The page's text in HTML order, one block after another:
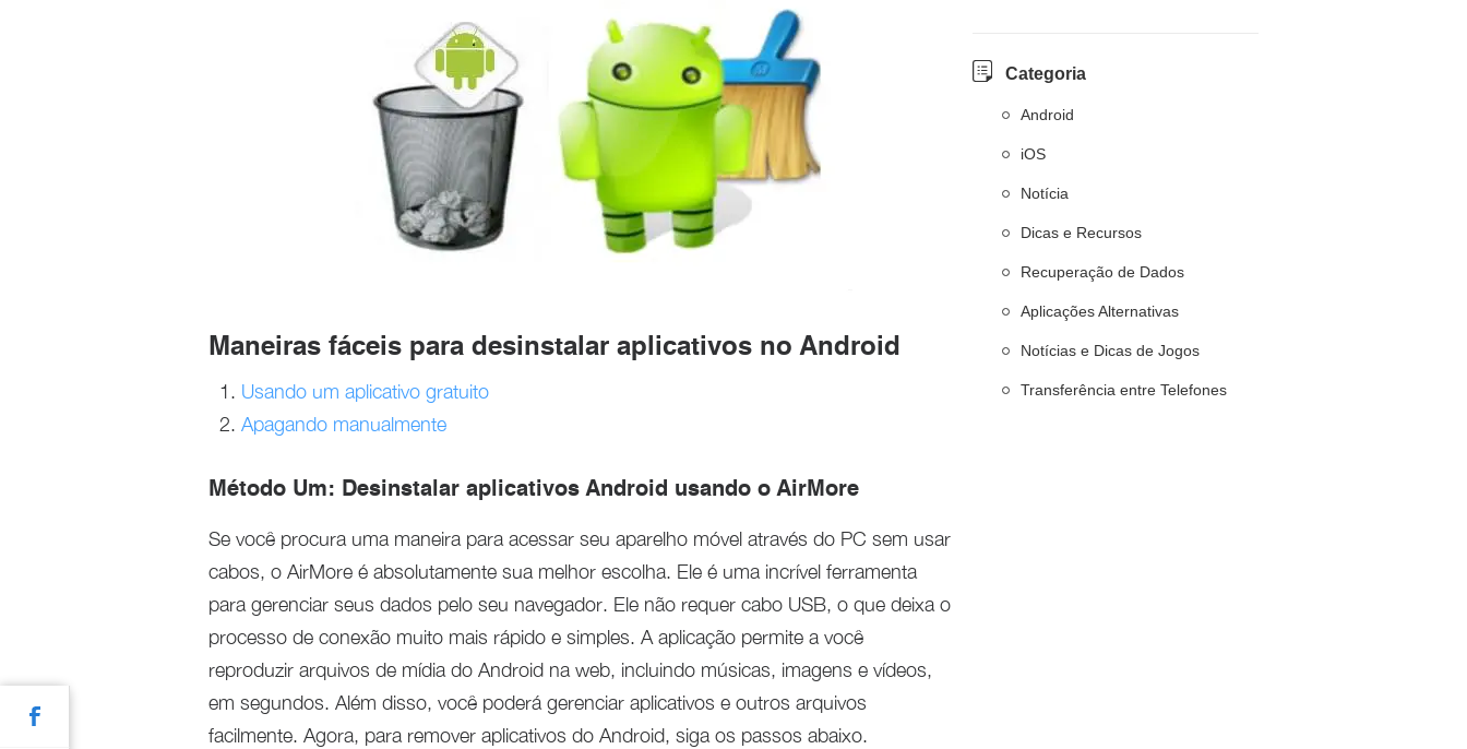
Maneiras fáceis para desinstalar aplicativos no Android
Usando um aplicativo gratuito
Apagando manualmente
Método Um: Desinstalar aplicativos Android usando o AirMore
Se você procura uma maneira para acessar seu aparelho móvel através do PC sem usar
cabos, o AirMore é absolutamente sua melhor escolha. Ele é uma incrível ferramenta
para gerenciar seus dados pelo seu navegador. Ele não requer cabo USB, o que deixa o
processo de conexão muito mais rápido e simples. A aplicação permite a você
reproduzir arquivos de mídia do Android na web, incluindo músicas, imagens e vídeos,
em segundos. Além disso, você poderá gerenciar aplicativos e outros arquivos
facilmente. Agora, para remover aplicativos do Android, siga os passos abaixo.
Categoria
Android
iOS
Notícia
Dicas e Recursos
Recuperação de Dados
Aplicações Alternativas
Notícias e Dicas de Jogos
Transferência entre Telefones